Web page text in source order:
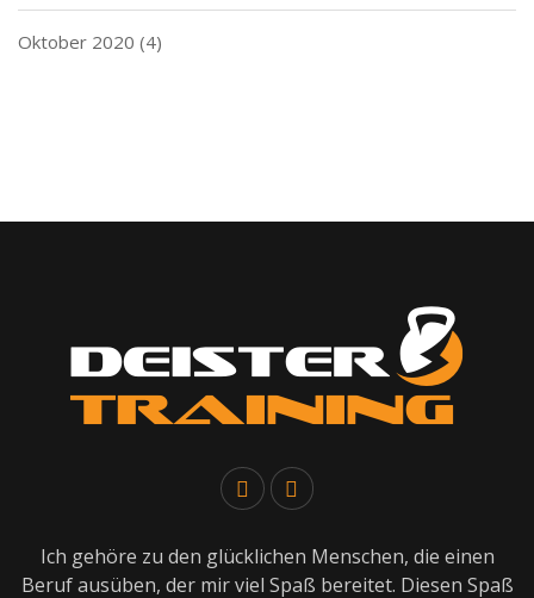
Oktober 2020 (4)
Ich gehöre zu den glücklichen Menschen, die einen
Beruf ausüben, der mir viel Spaß bereitet. Diesen Spaß